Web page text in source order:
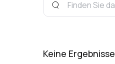
Keine Ergebnisse